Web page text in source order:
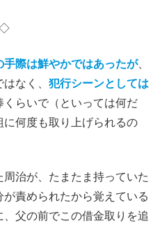
手際は鮮やかではあったが、
なく、 犯行シーンとしては
らいで（といっては何だ
何度も取り上げられるの
治が、たまたま持っていた
が責められたから覚えている
、父の前でこの借金取りを追